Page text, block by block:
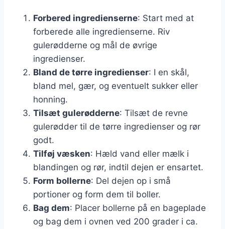
Forbered ingredienserne: Start med at
forberede alle ingredienserne. Riv
gulerødderne og mål de øvrige
ingredienser.
Bland de tørre ingredienser: I en skål,
bland mel, gær, og eventuelt sukker eller
honning.
Tilsæt gulerødderne: Tilsæt de revne
gulerødder til de tørre ingredienser og rør
godt.
Tilføj væsken: Hæld vand eller mælk i
blandingen og rør, indtil dejen er ensartet.
Form bollerne: Del dejen op i små
portioner og form dem til boller.
Bag dem: Placer bollerne på en bageplade
og bag dem i ovnen ved 200 grader i ca.